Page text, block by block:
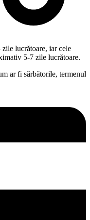
lucrătoare, iar cele
5-7 zile lucrătoare.
ar fi sărbătorile, termenul